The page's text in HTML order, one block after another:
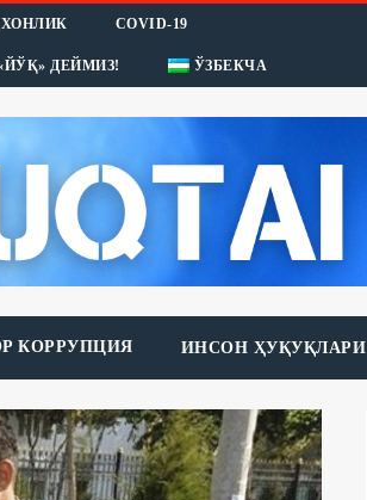
COVID-19
ДЕЙМИЗ! ЎЗБЕКЧА
КОРРУПЦИЯ ИНСОН ҲУҚУҚЛАРИ